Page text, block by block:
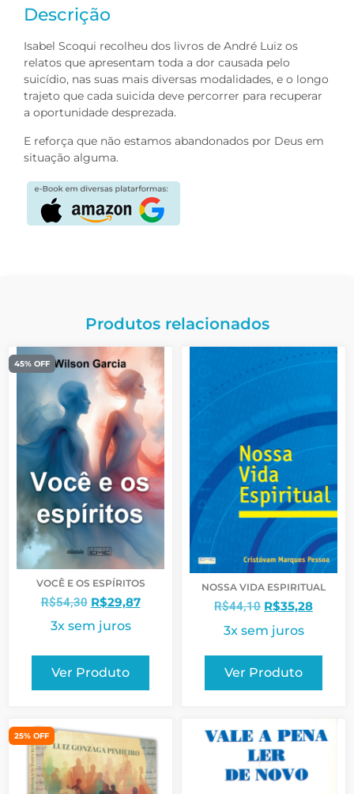
Descrição
Isabel Scoqui recolheu dos livros de André Luiz os
relatos que apresentam toda a dor causada pelo
suicídio, nas suas mais diversas modalidades, e o longo
trajeto que cada suicida deve percorrer para recuperar
a oportunidade desprezada.
E reforça que não estamos abandonados por Deus em
situação alguma.
Produtos relacionados
45% OFF
VOCÊ E OS ESPÍRITOS
R$54,30 R$29,87
3x sem juros
Ver Produto
NOSSA VIDA ESPIRITUAL
R$44,10 R$35,28
3x sem juros
Ver Produto
25% OFF